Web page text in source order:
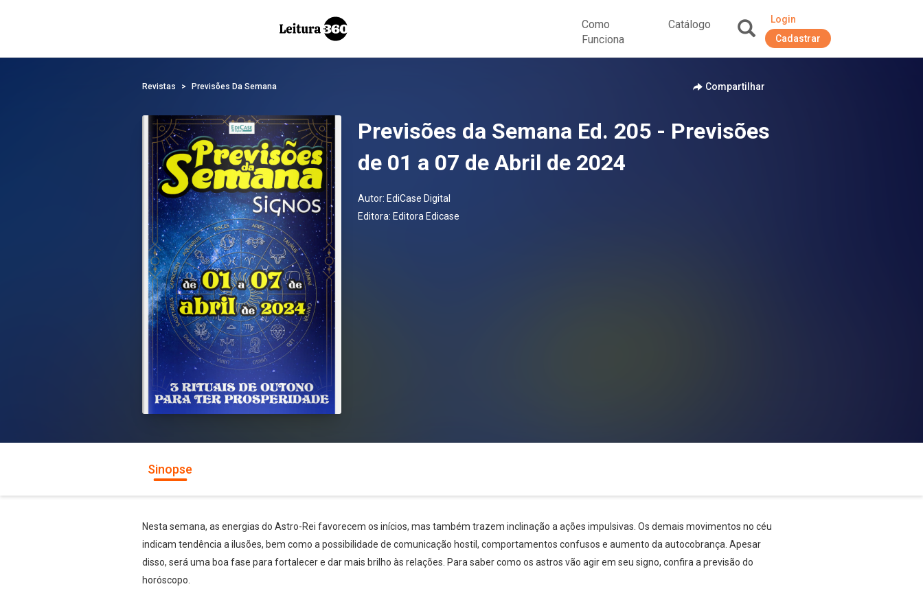
Como
Funciona
Catálogo
Login
Cadastrar
Revistas Previsões Da Semana Compartilhar
Previsões da Semana Ed. 205 - Previsões
de 01 a 07 de Abril de 2024
Autor: EdiCase Digital
Editora: Editora Edicase
Sinopse
Nesta semana, as energias do Astro-Rei favorecem os inícios, mas também trazem inclinação a ações impulsivas. Os demais movimentos no céu
indicam tendência a ilusões, bem como a possibilidade de comunicação hostil, comportamentos confusos e aumento da autocobrança. Apesar
disso, será uma boa fase para fortalecer e dar mais brilho às relações. Para saber como os astros vão agir em seu signo, confira a previsão do
horóscopo.